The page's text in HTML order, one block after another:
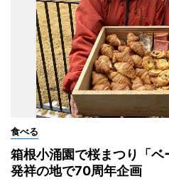
食べる
箱根小涌園で桜まつり「
発祥の地で70周年企画